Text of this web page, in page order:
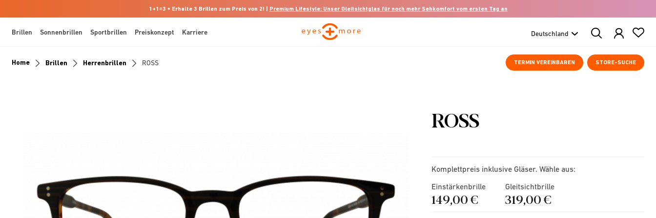
1+1=3 • Erhalte 3 Brillen zum Preis von 2! | Premium Lifestyle: Unser Gleitsichtglas für noch mehr Sehkomfort vom ersten Tag an
Brillen Sonnenbrillen Sportbrillen Preiskonzept Karriere
Search
Products
TERMIN VEREINBAREN STORE-SUCHE
Home Brillen Herrenbrillen ROSS
ROSS
Komplettpreis inklusive Gläser. Wähle aus:
Einstärkenbrille
149,00 €
Gleitsichtbrille
319,00 €